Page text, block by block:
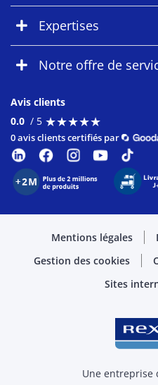
Expertises
Notre offre de
Avis clients
0.0 / 5 ★★★★★
★★★★★
0 avis clients certifiés par
Mentions légales
Gestion des cookies
Sites
Une entreprise